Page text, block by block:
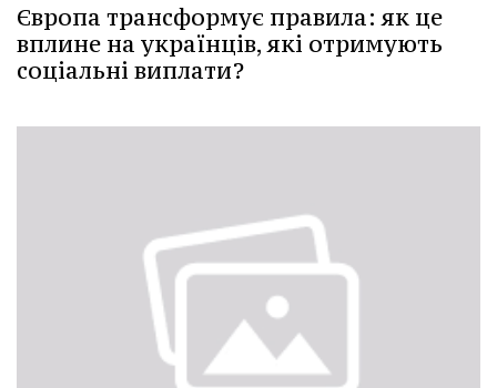
Європа трансформує правила: як це
вплине на українців, які отримують
соціальні виплати?